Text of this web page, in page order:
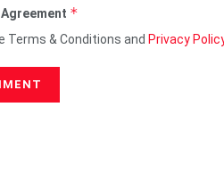
*
Terms & Conditions and Privacy